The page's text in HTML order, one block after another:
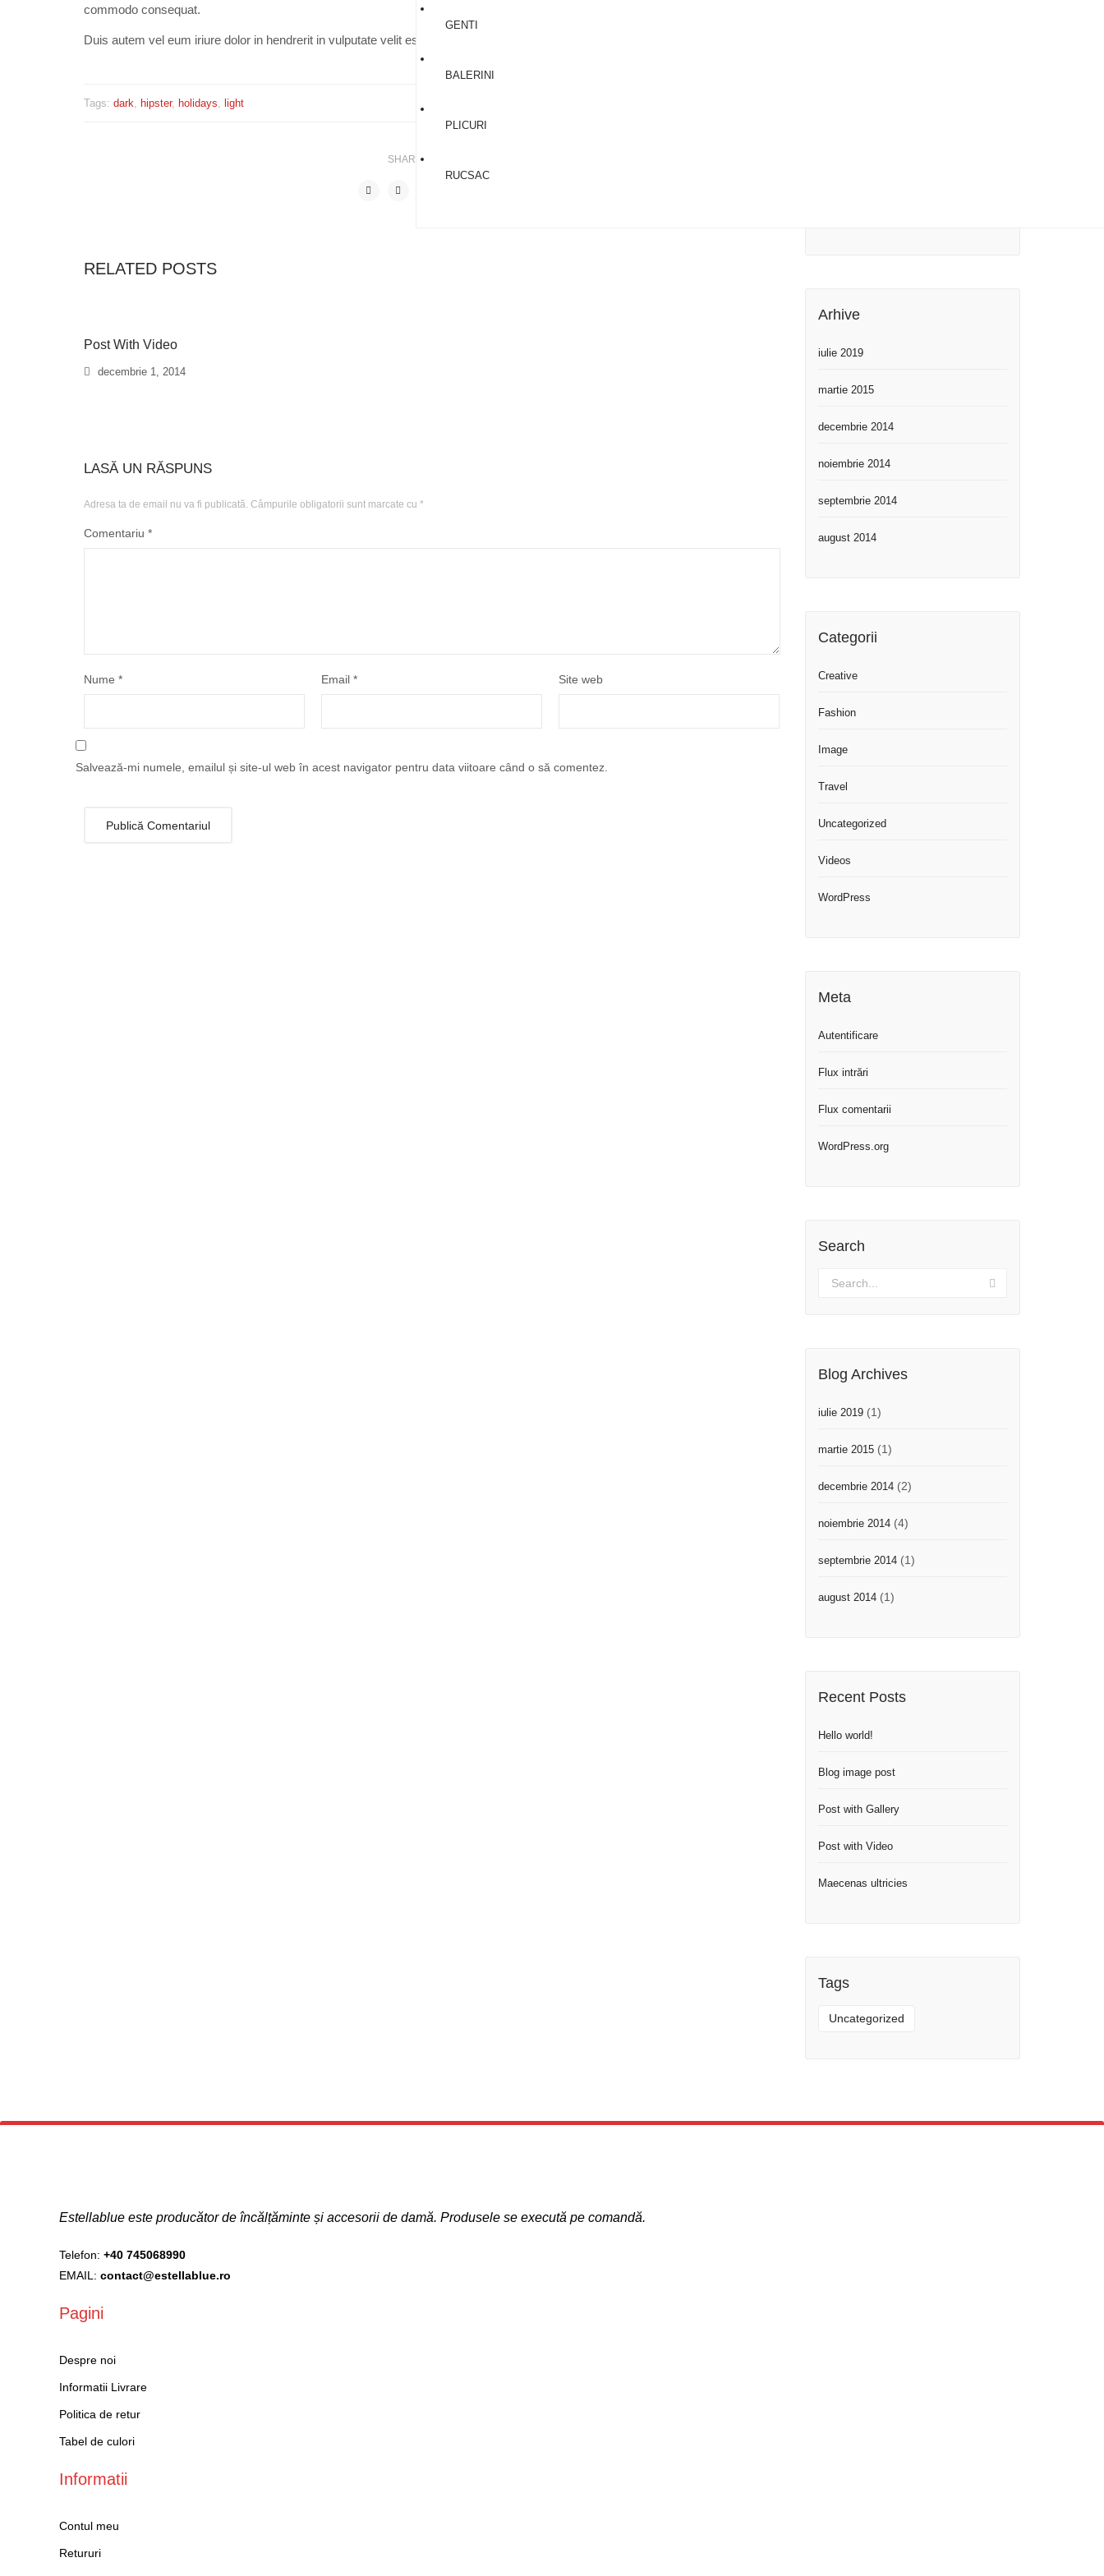
GENTI
BALERINI
PLICURI
RUCSAC
commodo consequat.
Duis autem vel eum iriure dolor in hendrerit in vulputate velit esse molestie consequat, vel illum dolore eu feugiat nulla facilisis.
Tags: dark hipster, holidays light
SHARE THIS POST
RELATED POSTS
Post With Video
decembrie 1, 2014
LASĂ UN RĂSPUNS
Adresa ta de email nu va fi publicată. Câmpurile obligatorii sunt marcate cu *
Comentariu *
Nume * Email* Site web
Salvează-mi numele, emailul și site-ul web în acest navigator pentru data viitoare când o să comentez.
Arhive
iulie 2019
martie 2015
decembrie 2014
noiembrie 2014
septembrie 2014
august 2014
Categorii
Creative
Fashion
Image
Travel
Uncategorized
Videos
WordPress
Meta
Autentificare
Flux intrări
Flux comentarii
WordPress.org
Search
Blog Archives
iulie 2019(1)
martie 2015(1)
decembrie 2014(2)
noiembrie 2014(4)
septembrie 2014(1)
august 2014(1)
Recent Posts
Hello world!
Blog image post
Post with Gallery
Post with Video
Maecenas ultricies
Tags
Uncategorized
Estellablue este producător de încălțăminte și accesorii de damă. Produsele se execută pe comandă.
Telefon: +40 745068990
EMAIL: contact@estellablue.ro
Pagini
Despre noi
Informatii Livrare
Politica de retur
Tabel de culori
Informatii
Contul meu
Retururi